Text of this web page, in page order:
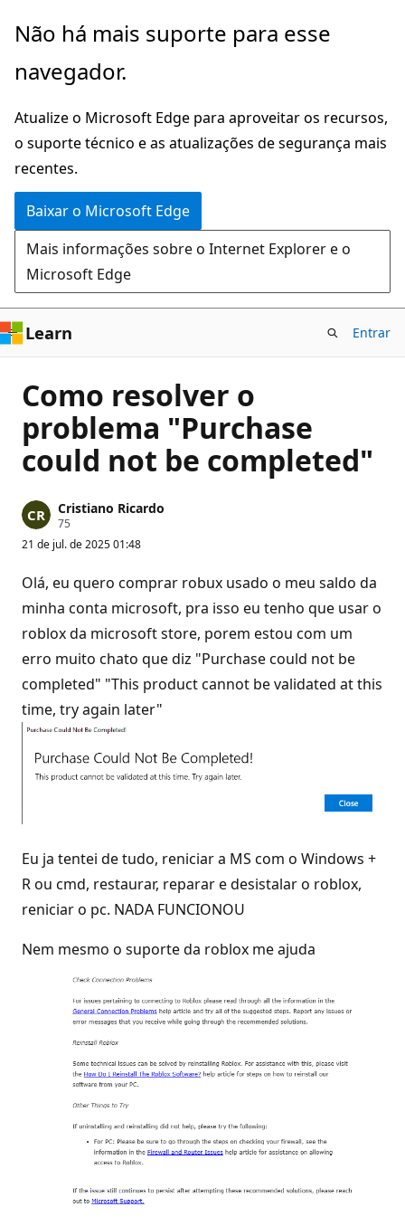
Pular
o
principal
Não há mais suporte para esse
navegador.
Atualize o Microsoft Edge para aproveitar os recursos,
o suporte técnico e as atualizações de segurança mais
recentes.
Baixar o Microsoft Edge
Mais informações sobre o Internet Explorer e o
Microsoft Edge
Learn Entrar
Como resolver o
problema "Purchase
could not be completed"
Cristiano Ricardo
75
o
n
o
s
d
e
r
p
t
ç
ã
21 de jul. de 2025 01:48
Olá, eu quero comprar robux usado o meu saldo da
minha conta microsoft, pra isso eu tenho que usar o
roblox da microsoft store, porem estou com um
erro muito chato que diz "Purchase could not be
completed" "This product cannot be validated at this
time, try again later"
Eu ja tentei de tudo, reniciar a MS com o Windows +
R ou cmd, restaurar, reparar e desistalar o roblox,
reniciar o pc. NADA FUNCIONOU
Nem mesmo o suporte da roblox me ajuda